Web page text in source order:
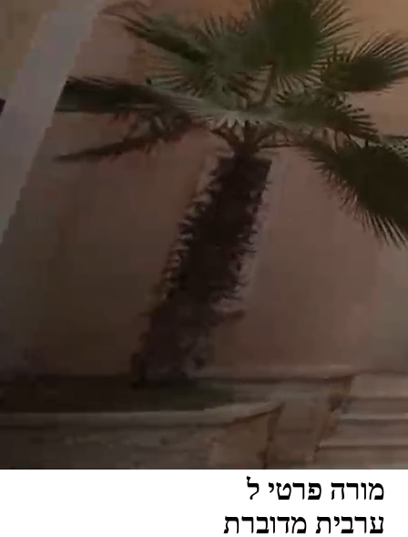
מורה פרטי ל
ערבית מדוברת